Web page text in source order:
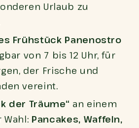
Urlaub zu
Frühstück Panenostro
von 7 bis 12 Uhr, für
der Frische und
vereint.
der Träume“ an einem
Wahl: Pancakes, Waffeln,